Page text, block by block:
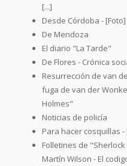
[...]
Desde Córdoba - [Foto]
De Mendoza
El diario "La Tarde"
De Flores - Crónica
Resurrección de van
fuga de van der
Holmes"
Noticias de policía
Para hacer cosquillas -
Folletines de
Martín Wilson - El